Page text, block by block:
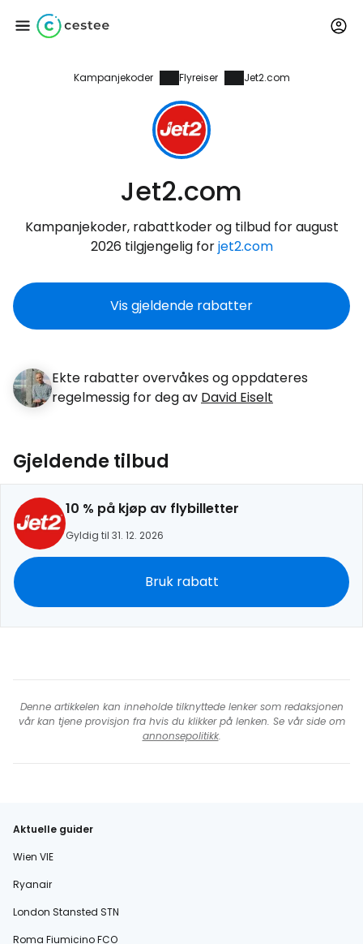
Kampanjekoder Flyreiser Jet2.com
Jet2.com
Kampanjekoder, rabattkoder og tilbud for august
2026 tilgjengelig forjet2.com
Vis gjeldende rabatter
Ekte rabatter overvåkes og oppdateres
regelmessig for deg av David Eiselt
Gjeldende tilbud
10 % på kjøp av flybilletter
Gyldig til 31. 12. 2026
Bruk rabatt
Denne artikkelen kan inneholde tilknyttede lenker som redaksjonen
vår kan tjene provisjon fra hvis du klikker på lenken. Se vår side om
annonsepolitikk.
Aktuelle guider
Wien VIE
Ryanair
London Stansted STN
Roma Fiumicino FCO
Logg inn på Cestee
... det verdensomspennende
reisefellesskapet
Fortsett med Google
Fortsett med e-post